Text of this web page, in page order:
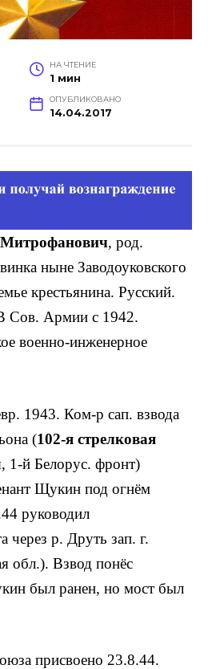
НА ЧТЕНИЕ
1 мин
ОПУБЛИКОВАНО
14.04.2017
, род.
ныне Заводоуковского
кре­стьянина. Русский.
Сов. Армии с 1942.
военно-инженерное
1943. Ком-р сап. взвода
(102-я стрелковая
1-й Бело­рус. фронт)
Щукин под огнём
руково­дил
через р. Друть зап. г.
обл.). Взвод понёс
был ранен, но мост был
присвоено 23.8.44.